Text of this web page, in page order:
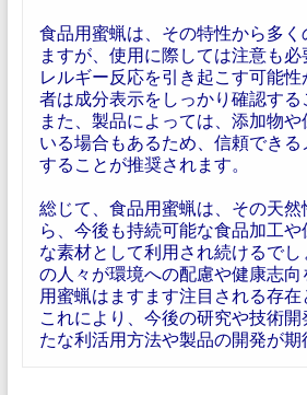
食品用蜜蝋は、その特性から多
ますが、使用に際しては注意も
レルギー反応を引き起こす可能
者は成分表示をしっかり確認する
また、製品によっては、添加物
いる場合もあるため、信頼できる
することが推奨されます。
総じて、食品用蜜蝋は、その天
ら、今後も持続可能な食品加工
な素材として利用され続けるでし
の人々が環境への配慮や健康志
用蜜蝋はますます注目される存在
これにより、今後の研究や技術
たな利活用方法や製品の開発が期